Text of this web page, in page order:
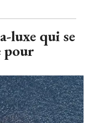
luxe qui se
pour